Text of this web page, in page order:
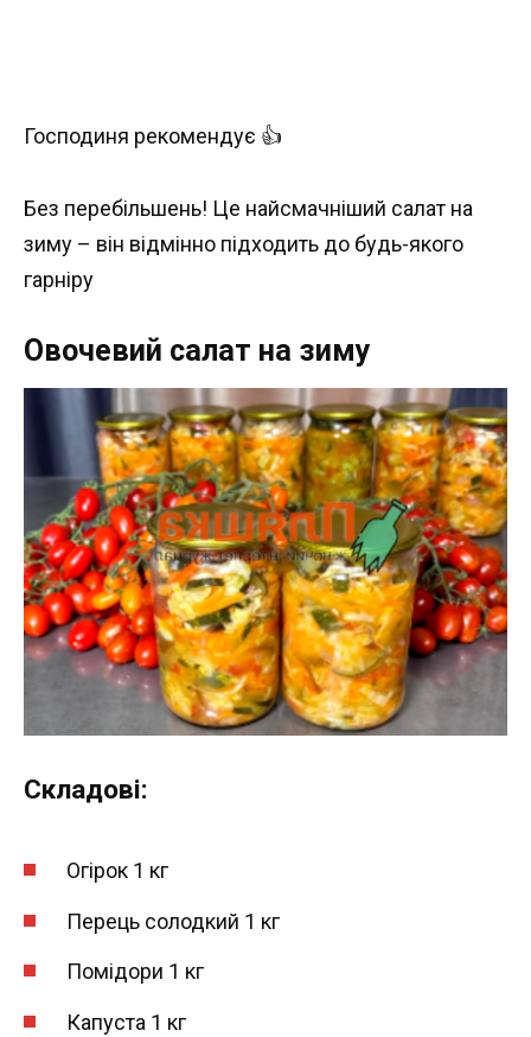
Господиня рекомендує 👍
Без перебільшень! Це найсмачніший салат на
зиму – він відмінно підходить до будь-якого
гарніру
Овочевий салат на зиму
Складові:
Огірок 1 кг
Перець солодкий 1 кг
Помідори 1 кг
Капуста 1 кг